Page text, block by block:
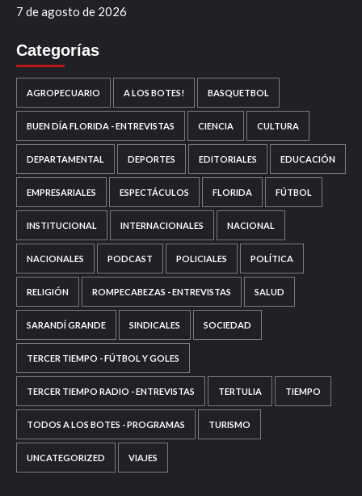
7 de agosto de 2026
Categorías
AGROPECUARIO A LOS BOTES! BASQUETBOL
BUEN DÍA FLORIDA - ENTREVISTAS CIENCIA CULTURA
DEPARTAMENTAL DEPORTES EDITORIALES EDUCACIÓN
EMPRESARIALES ESPECTÁCULOS FLORIDA FÚTBOL
INSTITUCIONAL INTERNACIONALES NACIONAL
NACIONALES PODCAST POLICIALES POLÍTICA
RELIGIÓN ROMPECABEZAS - ENTREVISTAS SALUD
SARANDÍ GRANDE SINDICALES SOCIEDAD
TERCER TIEMPO - FÚTBOL Y GOLES
TERCER TIEMPO RADIO - ENTREVISTAS TERTULIA TIEMPO
TODOS A LOS BOTES - PROGRAMAS TURISMO
UNCATEGORIZED VIAJES